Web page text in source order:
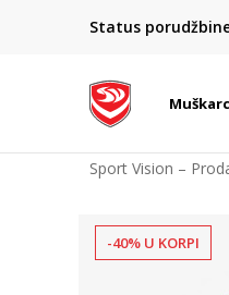
Status
Sport Vision –
-40% U KORPI